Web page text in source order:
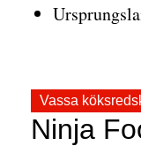
Vassa
Ninja